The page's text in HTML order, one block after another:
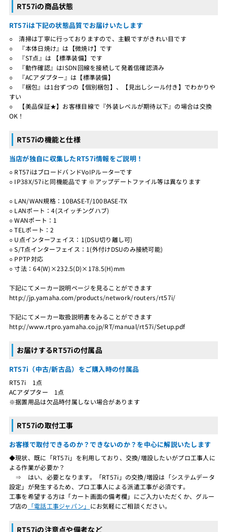
RT57iの商品状態
RT57iは下記の状態品質でお届けいたします
○ 清掃は丁寧に行っておりますので、主観ですがきれい目です
○ 『本体日焼け』は【微焼け】です
○ 『ST点』は 【標準装備】です
○ 『動作確認』はISDN回線を接続して発着信確認済み
○ 『ACアダプター』は【標準装備】
○ 『梱包』は1台ずつの【個別梱包】、【見出しシール付き】でわかりや
すい
○ 【美品保証★】お客様目線で『外装レベルが期待以下』の場合は交換
OK！
RT57iの機能と仕様
当店が独自に収集したRT57i情報をご説明！
○ RT57iはブロードバンドVoIPルーターです
○ IP38X/57iと同機能品です ※アップデートファイル等は異なります
○ LAN/WAN規格：10BASE-T/100BASE-TX
○ LANポート：4(スイッチングハブ)
○ WANポート：1
○ TELポート：2
○ U点インターフェイス：1(DSU切り離し可)
○ S/T点インターフェイス：1(外付けDSUのみ接続可能)
○ PPTP対応
○ 寸法：64(W)×232.5(D)×178.5(H)mm
下記にてメーカー説明ページを見ることができます
http://jp.yamaha.com/products/network/routers/rt57i/
下記にてメーカー取扱説明書をみることができます
http://www.rtpro.yamaha.co.jp/RT/manual/rt57i/Setup.pdf
お届けするRT57iの付属品
RT57i（中古/新古品）をご購入時の付属品
RT57i 1点
ACアダプター 1点
※据置用品は欠品時付属しない場合があります
RT57iの取付工事
お客様で取付できるのか？できないのか？を中心に解説いたします
◆現状、既に「RT57i」を利用しており、交換/増設したいがプロ工事人に
よる作業が必要か？
⇒ はい、必要となります。「RT57i」の交換/増設は「システムデータ
設定」が発生するため、プロ工事人による派遣工事が必須です。
工事を希望する方は「カート画面の備考欄」にご入力いただくか、グルー
プ店の 「電話工事ジャパン」 にお気軽にご相談ください。
RT57iの注意点や備考など